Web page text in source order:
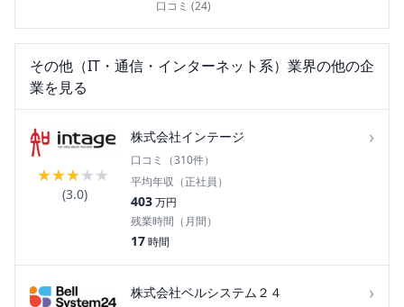
口コミ (24)
その他（IT・通信・インターネット系） 業界の他の企
業を見る
★★★★★
(3.0)
株式会社インテージ ›
口コミ（310件）
平均年収（正社員）
403万円
残業時間（月間）
17時間
株式会社ベルシステム２４ ›